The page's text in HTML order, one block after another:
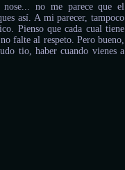
no me parece que el
así. A mi parecer, tampoco
Pienso que cada cual tiene
falte al respeto. Pero bueno,
tio, haber cuando vienes a